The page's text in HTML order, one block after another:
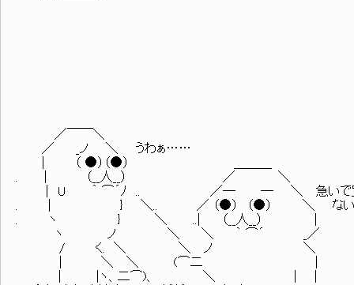
／￣￣＼
／ _ノ ＼ うわぁ……
| （ ●）（●） ＿＿＿
. | （__人__） ／ ＼
| U ｀ ⌒´ﾉ .. ／─ ─ ＼ 急いで買
. | } ＼.. ／ （●） （●） ＼ ないん
. ヽ } ＼ ..| （__人__） |
ヽ ノ ＼ ＼ ｀ ⌒´ _／
/ く. ＼ ＼ ノ ＼
| ＼ ＼ (⌒二 |
| |ヽ、二⌒)、 ＼ ｜ |